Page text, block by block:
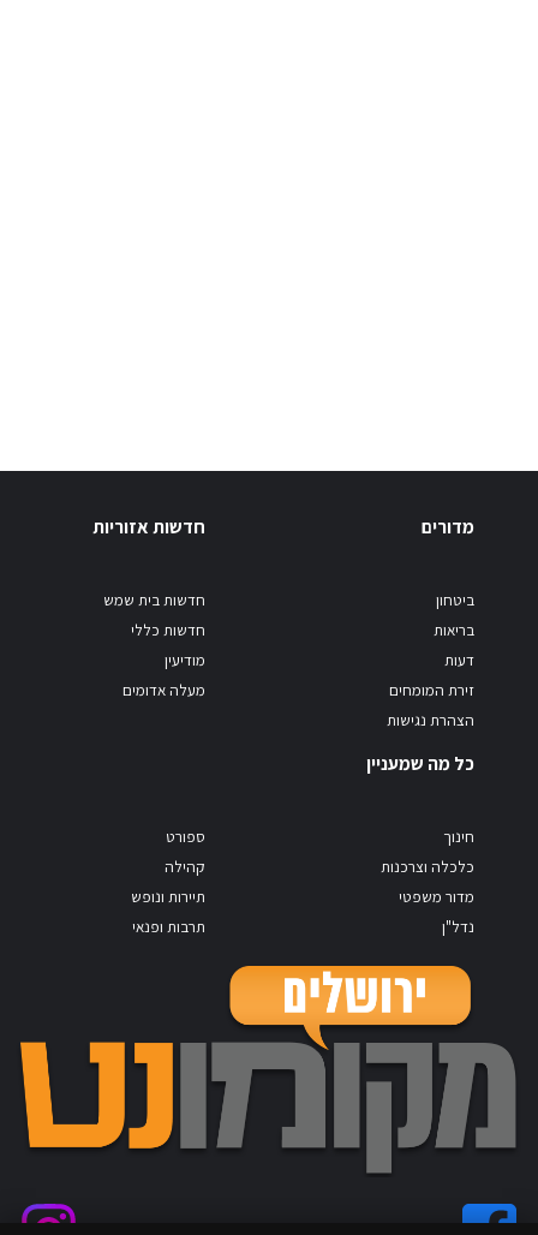
מדורים
ביטחון
בריאות
דעות
זירת המומחים
הצהרת נגישות
חדשות אזוריות
חדשות בית שמש
חדשות כללי
מודיעין
מעלה אדומים
כל מה שמעניין
חינוך
כלכלה וצרכנות
מדור משפטי
נדל"ן
ספורט
קהילה
תיירות ונופש
תרבות ופנאי